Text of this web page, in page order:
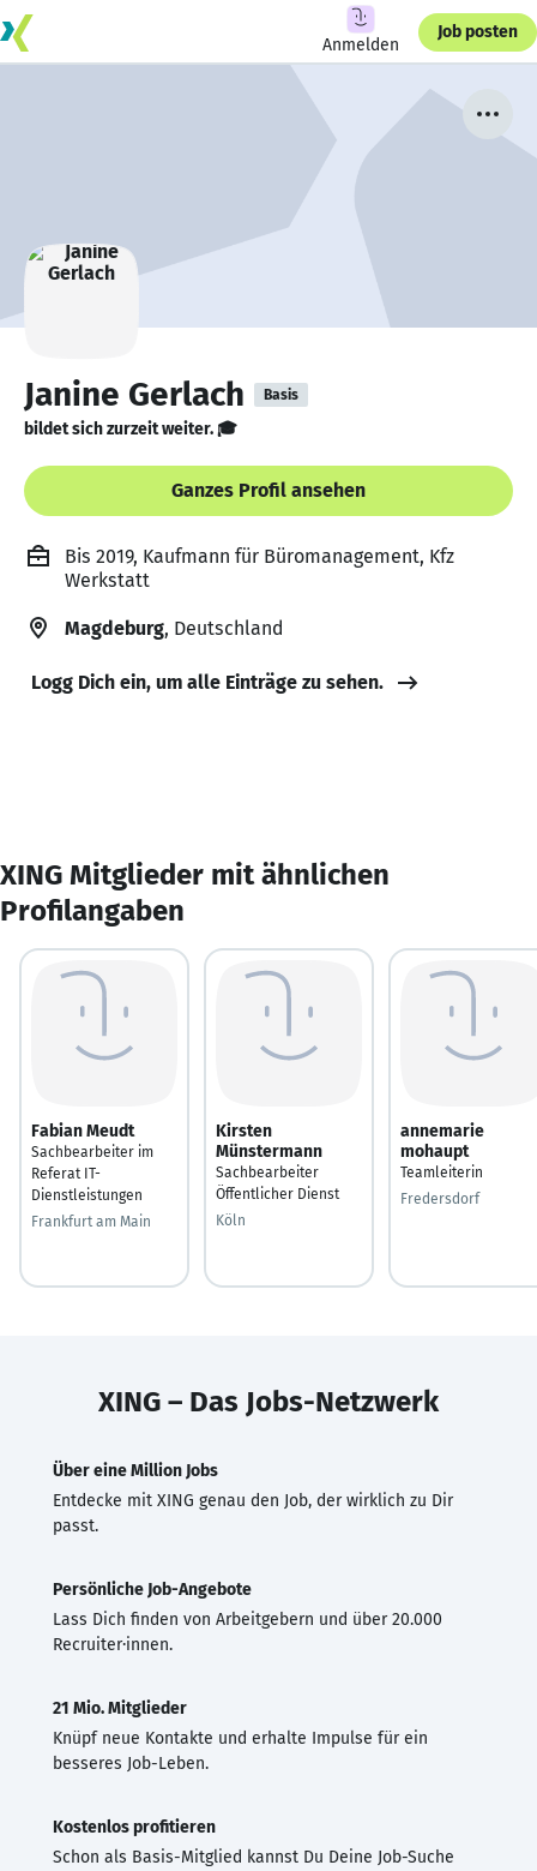
Anmelden
Job posten
Janine Gerlach Basis
bildet sich zurzeit weiter. 🎓
Ganzes Profil ansehen
Bis 2019, Kaufmann für Büromanagement, Kfz
Werkstatt
Magdeburg, Deutschland
Logg Dich ein, um alle Einträge zu sehen.
XING Mitglieder mit ähnlichen
Profilangaben
Fabian Meudt
Sachbearbeiter im
Referat IT-
Dienstleistungen
Frankfurt am Main
Kirsten
Münstermann
Sachbearbeiter
Öffentlicher Dienst
Köln
annemarie
mohaupt
Teamleiterin
Fredersdorf
XING – Das Jobs-Netzwerk
Über eine Million Jobs
Entdecke mit XING genau den Job, der wirklich zu Dir
passt.
Persönliche Job-Angebote
Lass Dich finden von Arbeitgebern und über 20.000
Recruiter·innen.
21 Mio. Mitglieder
Knüpf neue Kontakte und erhalte Impulse für ein
besseres Job-Leben.
Kostenlos profitieren
Schon als Basis-Mitglied kannst Du Deine Job-Suche